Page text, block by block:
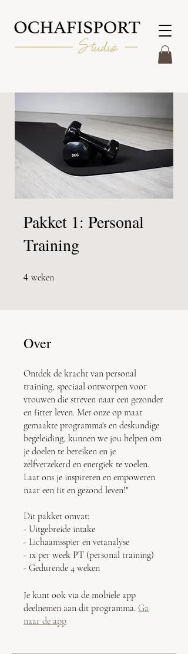
Pakket 1: Personal
Training
4 weken
Over
Ontdek de kracht van personal
training, speciaal ontworpen voor
vrouwen die streven naar een gezonder
en fitter leven. Met onze op maat
gemaakte programma's en deskundige
begeleiding, kunnen we jou helpen om
je doelen te bereiken en je
zelfverzekerd en energiek te voelen.
Laat ons je inspireren en empoweren
naar een fit en gezond leven!"
Dit pakket omvat:
- Uitgebreide intake
- Lichaamsspier en vetanalyse
- 1x per week PT (personal training)
Je kunt ook via de mobiele app
deelnemen aan dit programma. Ga
naar de app